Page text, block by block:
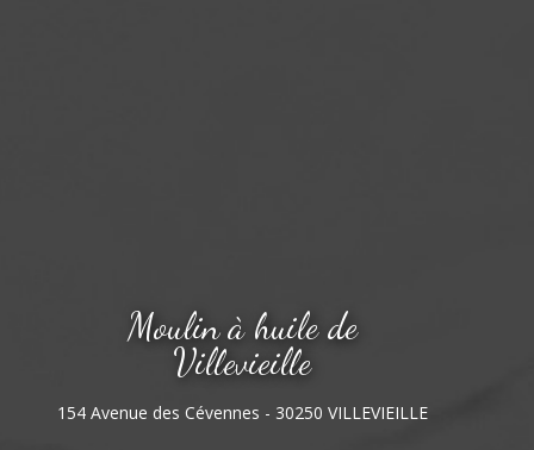
Moulin à huile de
Villevieille
154 Avenue des Cévennes - 30250 VILLEVIEILLE